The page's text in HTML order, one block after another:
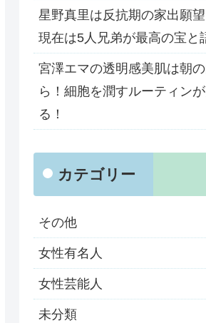
星野真里は反抗期の家出願望
現在は5人兄弟が最高の宝と
宮澤エマの透明感美肌は朝
ら！細胞を潤すルーティン
る！
カテゴリー
その他
女性有名人
女性芸能人
未分類